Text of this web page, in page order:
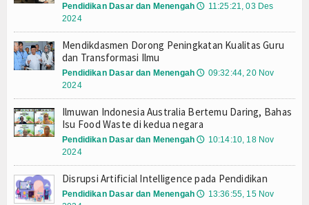
Biro Umum dan PBJ
Manusia
Biro Keuangan dan BMN
Biro Hukum
Biro Perencanaan dan Kerja Sama
Biro Kerja Sama dan Hub. Masyarakat
RENSTRA
Perjalanan Rumah Pendidikan Menjadi Juara
Kemendikdasmen dan Assemblr EDU
Pemerintah Percepat SNT, Mendikdasmen
Torehkan Prestasi, Kemendikdasmen Borong
Hadapi Perundungan Siber, Kemendikdasmen
Indonesia Berburu Talenta Terbaik dari Sekolah,
Melalui SE Pembatasan Gawai,
Perjalanan Rumah Pendidikan Menjadi Juara
Kemendikdasmen Apresiasi Peran Masyarakat
Pendidikan Dasar dan Menengah 🕔 11:25:21, 03 Des
2024
Mendikdasmen Dorong Peningkatan Kualitas Guru
dan Transformasi Ilmu
Pendidikan Dasar dan Menengah 🕔 09:32:44, 20 Nov
2024
Ilmuwan Indonesia Australia Bertemu Daring, Bahas
Isu Food Waste di kedua negara
Pendidikan Dasar dan Menengah 🕔 10:14:10, 18 Nov
2024
Disrupsi Artificial Intelligence pada Pendidikan
Pendidikan Dasar dan Menengah 🕔 13:36:55, 15 Nov